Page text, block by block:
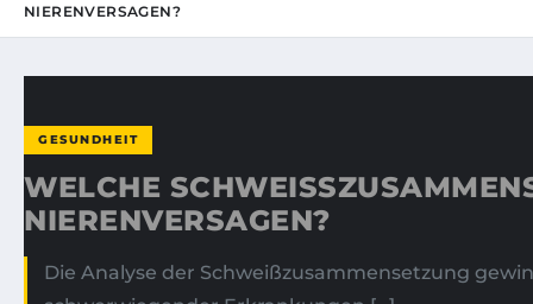
IERENVERSAGEN?
GESUNDHEIT
WELCHE
IERENVERSAGEN?
Die Analyse der Schweißzusammensetzung